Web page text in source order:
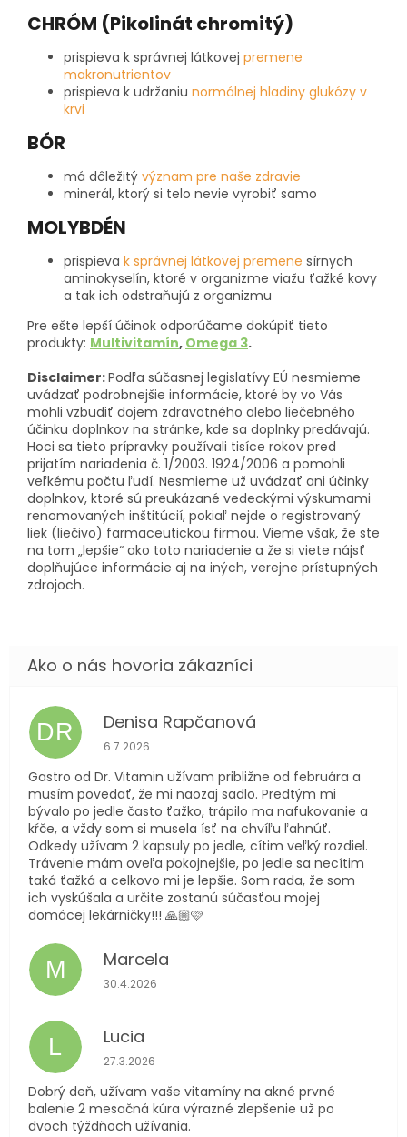
CHRÓM (Pikolinát chromitý)
prispieva k správnej látkovej premene
makronutrientov
prispieva k udržaniu normálnej hladiny glukózy v
krvi
BÓR
má dôležitý význam pre naše zdravie
minerál, ktorý si telo nevie vyrobiť samo
MOLYBDÉN
prispieva k správnej látkovej premene sírnych
aminokyselín, ktoré v organizme viažu ťažké kovy
a tak ich odstraňujú z organizmu
Pre ešte lepší účinok odporúčame dokúpiť tieto
produkty: Multivitamín, Omega 3.
Disclaimer:Podľa súčasnej legislatívy EÚ nesmieme
uvádzať podrobnejšie informácie, ktoré by vo Vás
mohli vzbudiť dojem zdravotného alebo liečebného
účinku doplnkov na stránke, kde sa doplnky predávajú.
Hoci sa tieto prípravky používali tisíce rokov pred
prijatím nariadenia č. 1/2003. 1924/2006 a pomohli
veľkému počtu ľudí. Nesmieme už uvádzať ani účinky
doplnkov, ktoré sú preukázané vedeckými výskumami
renomovaných inštitúcií, pokiaľ nejde o registrovaný
liek (liečivo) farmaceutickou firmou. Vieme však, že ste
na tom „lepšie“ ako toto nariadenie a že si viete nájsť
doplňujúce informácie aj na iných, verejne prístupných
zdrojoch.
DR Denisa Rapčanová
Hodnotenie obchodu je 5 z 5 hviezdičiek.
6.7.2026
Gastro od Dr. Vitamin užívam približne od februára a
musím povedať, že mi naozaj sadlo. Predtým mi
bývalo po jedle často ťažko, trápilo ma nafukovanie a
kŕče, a vždy som si musela ísť na chvíľu ľahnúť.
Odkedy užívam 2 kapsuly po jedle, cítim veľký rozdiel.
Trávenie mám oveľa pokojnejšie, po jedle sa necítim
taká ťažká a celkovo mi je lepšie. Som rada, že som
ich vyskúšala a určite zostanú súčasťou mojej
domácej lekárničky!!! 🙏🏼🩷
M Marcela
Hodnotenie obchodu je 5 z 5 hviezdičiek.
30.4.2026
L Lucia
Hodnotenie obchodu je 5 z 5 hviezdičiek.
27.3.2026
Dobrý deň, užívam vaše vitamíny na akné prvné
balenie 2 mesačná kúra výrazné zlepšenie už po
dvoch týždňoch užívania.